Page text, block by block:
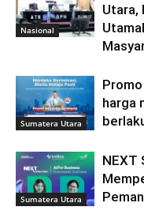
Nasional
Utara,
Sumatera Utara
harga
Sumatera Utara
NEXT